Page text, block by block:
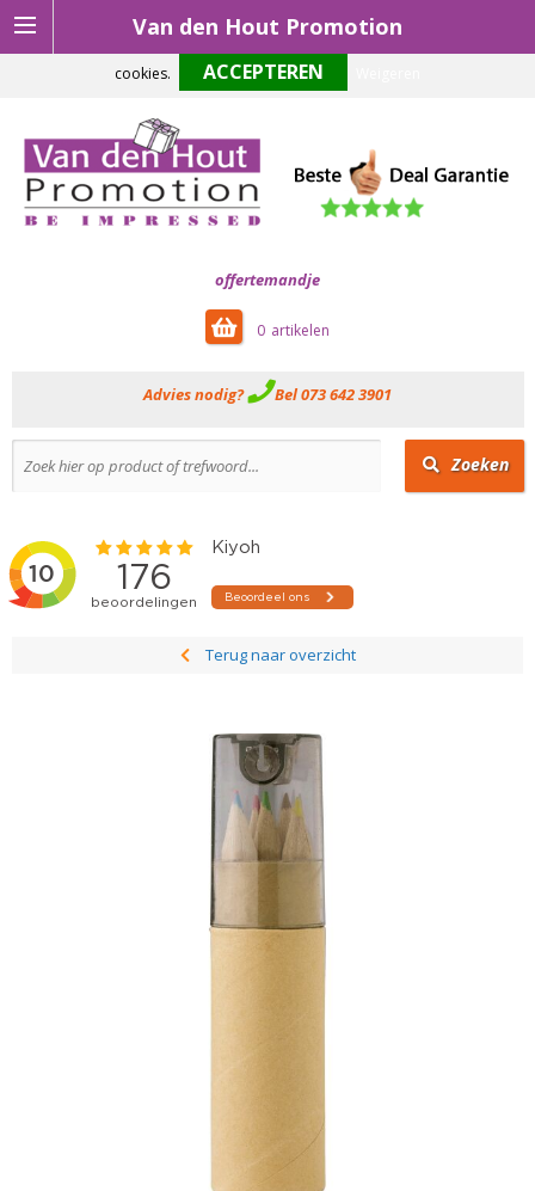
Van den Hout Promotion
offertemandje
0
Advies nodig? Bel 073 642 3901
Zoeken
Terug naar overzicht
Om onze website optimaal te laten functioneren maken wij gebruik van
cookies.